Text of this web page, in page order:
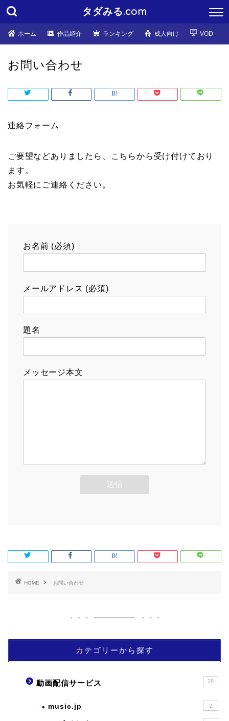
タダみる.com
ホーム 作品紹介 ランキング 成人向け VOD
お問い合わせ
連絡フォーム
ご要望などありましたら、こちらから受け付けており
ます。
お気軽にご連絡ください。
お名前 (必須)
メールアドレス (必須)
題名
メッセージ本文
HOME お問い合わせ
カテゴリーから探す
動画配信サービス 28
music.jp 2